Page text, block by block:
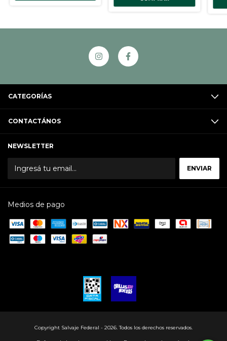
CATEGORÍAS
CONTACTÁNOS
NEWSLETTER
Medios de pago
Copyright Salvaje Federal - 2026. Todos los derechos reservados.